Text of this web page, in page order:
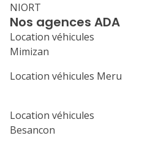
7
28
Nos agences ADA
Location véhicules
Mimizan
Location véhicules Meru
Location véhicules
Besancon
NIORT